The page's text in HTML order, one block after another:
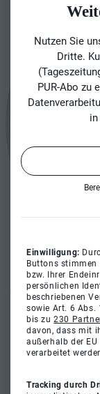
Nutzen Sie
Dritte.
PUR-Abo zu
Einwilligung:
Buttons stimmen
bzw. Ihrer
persönlichen
beschriebenen
sowie Art. 6 Abs.
bis zu230
davon, dass mit
außerhalb der
verarbeitet
Tracking durch